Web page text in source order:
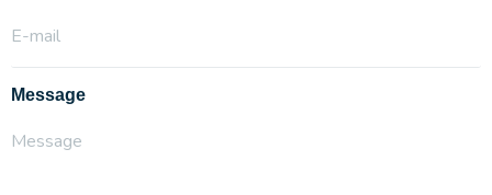
Message